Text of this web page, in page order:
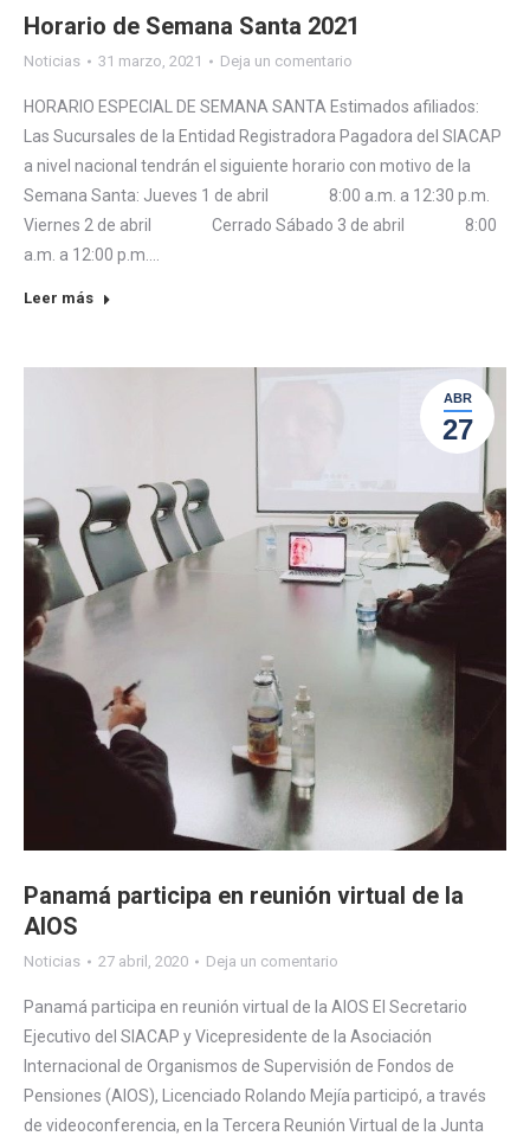
Horario de Semana Santa 2021
Noticias 31 marzo, 2021 Deja un comentario
HORARIO ESPECIAL DE SEMANA SANTA Estimados afiliados:
Las Sucursales de la Entidad Registradora Pagadora del SIACAP
a nivel nacional tendrán el siguiente horario con motivo de la
Semana Santa: Jueves 1 de abril 8:00 a.m. a 12:30 p.m.
Viernes 2 de abril Cerrado Sábado 3 de abril 8:00
a.m. a 12:00 p.m.…
Leer más
ABR
27
Panamá participa en reunión virtual de la
AIOS
Noticias 27 abril, 2020 Deja un comentario
Panamá participa en reunión virtual de la AIOS El Secretario
Ejecutivo del SIACAP y Vicepresidente de la Asociación
Internacional de Organismos de Supervisión de Fondos de
Pensiones (AIOS), Licenciado Rolando Mejía participó, a través
de videoconferencia, en la Tercera Reunión Virtual de la Junta